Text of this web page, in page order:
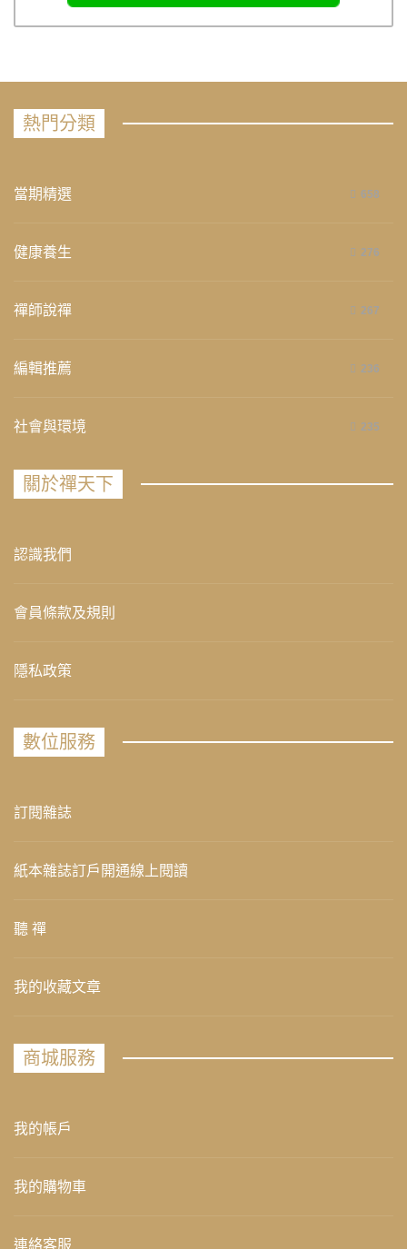
熱門分類
當期精選 658
健康養生 276
禪師說禪 267
編輯推薦 236
社會與環境 235
關於禪天下
認識我們
會員條款及規則
隱私政策
數位服務
訂閱雜誌
紙本雜誌訂戶開通線上閱讀
聽 禪
我的收藏文章
商城服務
我的帳戶
我的購物車
連絡客服